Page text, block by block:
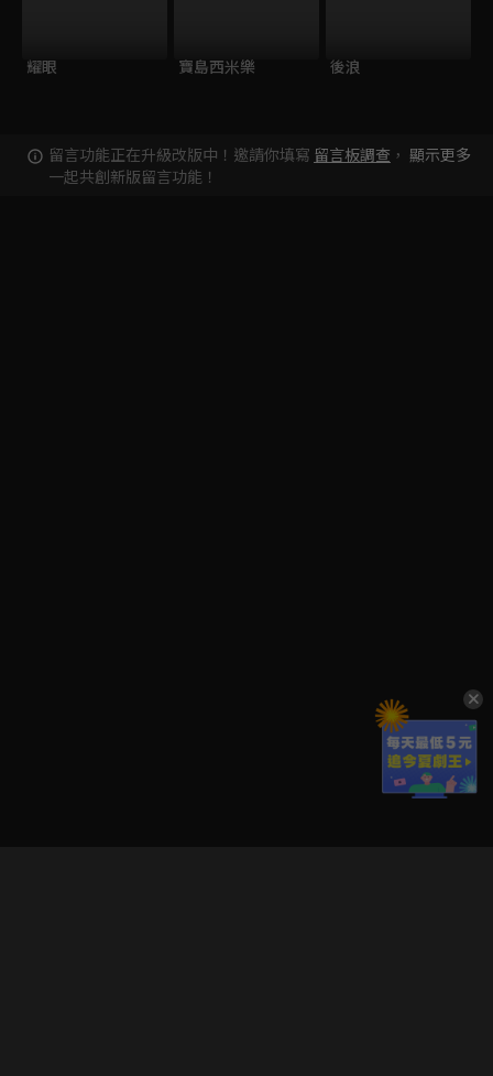
耀眼 寶島西米樂 後浪
留言功能正在升級改版中！邀請你填寫 留言板調查 ，
一起共創新版留言功能！
顯示更多